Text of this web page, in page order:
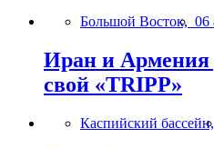
Большой Восток, 06
Иран и Армения
свой «TRIPP»
Каспийский бассейн,